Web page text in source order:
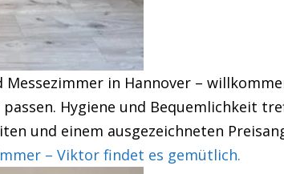
in Hannover –
Hygiene und Bequemlichkeit
und einem ausgezeichneten
– Viktor findet es gemütlich.